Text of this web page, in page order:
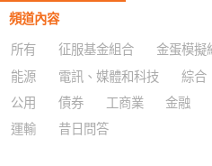
頻道內容
所有 征服基金組合 金蛋模擬
能源
電訊、媒體和科技 綜合
公用
債券 工商業 金融
運輸
昔日問答